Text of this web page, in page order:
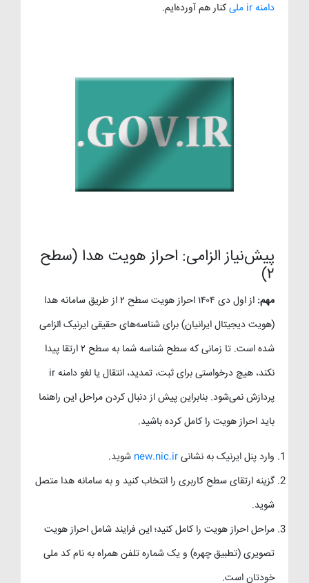
دامنه ir ملی
کنار هم آورده‌ایم.
پیش‌نیاز الزامی: احراز هویت هدا (سطح
۲)
مهم:
از اول دی ۱۴۰۴ احراز هویت سطح ۲ از طریق سامانه هدا
(هویت دیجیتال ایرانیان) برای شناسه‌های حقیقی ایرنیک الزامی
شده است. تا زمانی که سطح شناسه شما به سطح ۲ ارتقا پیدا
نکند، هیچ درخواستی برای ثبت، تمدید، انتقال یا لغو دامنه ir
پردازش نمی‌شود. بنابراین پیش از دنبال کردن مراحل این راهنما
باید احراز هویت را کامل کرده باشید.
وارد پنل ایرنیک به نشانیnew.nic.ir شوید.
گزینه ارتقای سطح کاربری را انتخاب کنید و به سامانه هدا متصل
شوید.
مراحل احراز هویت را کامل کنید؛ این فرایند شامل احراز هویت
تصویری (تطبیق چهره) و یک شماره تلفن همراه به نام کد ملی
خودتان است.